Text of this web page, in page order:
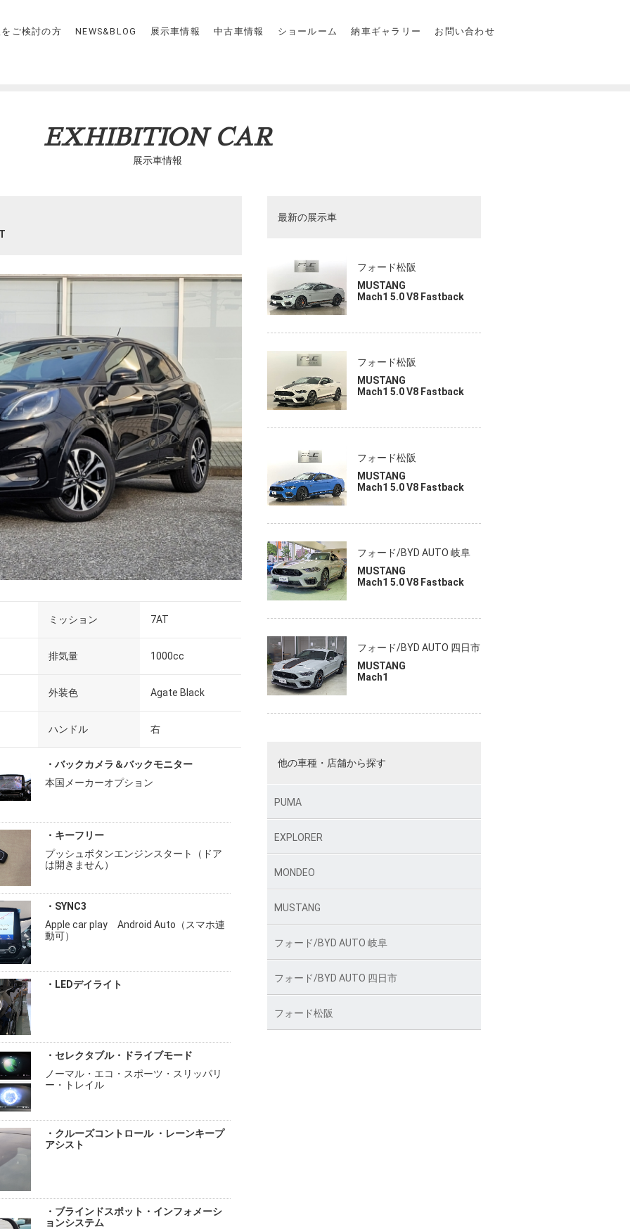
ご検討の方 NEWS&BLOG 展示車情報 中古車情報 ショールーム 納車ギャラリー お問い合わせ
EXHIBITION CAR
展示車情報
ミッション 7AT
排気量 1000cc
外装色 Agate Black
ハンドル 右
・バックカメラ＆バックモニター
本国メーカーオプション
・キーフリー
プッシュボタンエンジンスタート（ドア
は開きません）
・SYNC3
Apple car play Android Auto（スマホ連
動可）
・LEDデイライト
・セレクタブル・ドライブモード
ノーマル・エコ・スポーツ・スリッパリ
ー・トレイル
・クルーズコントロール ・レーンキープ
アシスト
・ブラインドスポット・インフォメーシ
ョンシステム
最新の展示車
フォード松阪
MUSTANG
Mach1 5.0 V8 Fastback
フォード松阪
MUSTANG
Mach1 5.0 V8 Fastback
フォード松阪
MUSTANG
Mach1 5.0 V8 Fastback
フォード/BYD AUTO 岐阜
MUSTANG
Mach1 5.0 V8 Fastback
フォード/BYD AUTO 四日市
MUSTANG
Mach1
他の車種・店舗から探す
PUMA
EXPLORER
MONDEO
MUSTANG
フォード/BYD AUTO 岐阜
フォード/BYD AUTO 四日市
フォード松阪